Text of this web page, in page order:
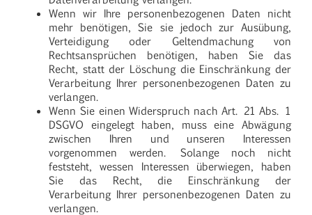
Wenn wir Ihre personenbezogenen Daten nicht
mehr benötigen, Sie sie jedoch zur Ausübung,
Verteidigung oder Geltendmachung von
Rechtsansprüchen benötigen, haben Sie das
Recht, statt der Löschung die Einschränkung der
Verarbeitung Ihrer personenbezogenen Daten zu
verlangen.
Wenn Sie einen Widerspruch nach Art. 21 Abs. 1
DSGVO eingelegt haben, muss eine Abwägung
zwischen Ihren und unseren Interessen
vorgenommen werden. Solange noch nicht
feststeht, wessen Interessen überwiegen, haben
Sie das Recht, die Einschränkung der
Verarbeitung Ihrer personenbezogenen Daten zu
verlangen.